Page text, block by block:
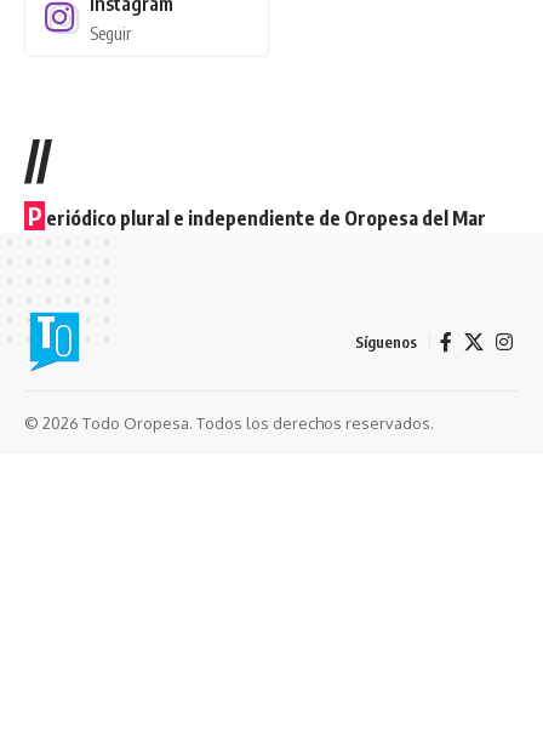
Seguir
//
P eriódico plural e independiente de Oropesa del Mar
Síguenos
© 2026 Todo Oropesa. Todos los derechos reservados.